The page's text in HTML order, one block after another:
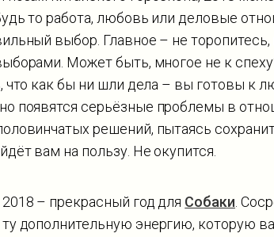
то работа, любовь или деловые
выбор. Главное – не
Может быть, многое не к
что как бы ни шли дела – вы готовы к
появятся серьёзные проблемы в
решений, пытаясь
вам на пользу. Не окупится.
– прекрасный год для Собаки .
дополнительную энергию, которую